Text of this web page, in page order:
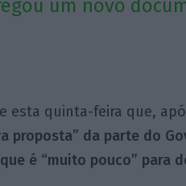
um novo
esta quinta-feira que,
proposta” da parte do
é “muito pouco” para